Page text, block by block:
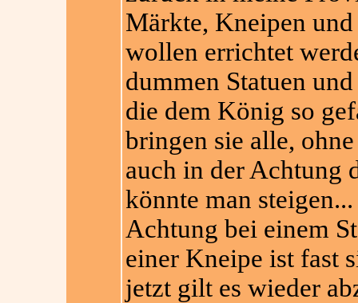
Märkte, Kneipen und
wollen errichtet
dummen Statuen und
die dem König so
bringen sie alle,
auch in der Achtung
könnte man
Achtung bei einem
einer Kneipe ist fast
jetzt gilt es wieder